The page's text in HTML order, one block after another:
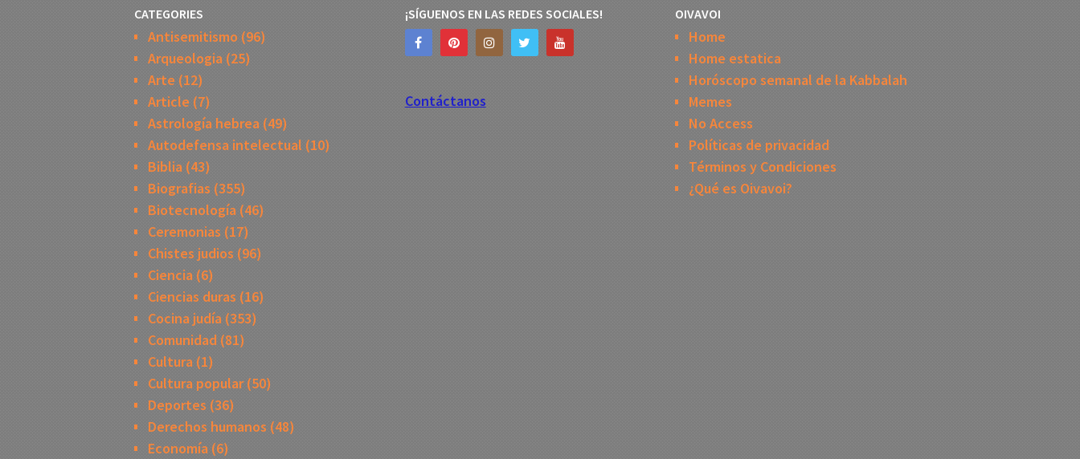
CATEGORIES
Antisemitismo (96)
Arqueologia (25)
Arte (12)
Article (7)
Astrología hebrea (49)
Autodefensa intelectual (10)
Biblia (43)
Biografias (355)
Biotecnología (46)
Ceremonias (17)
Chistes judios (96)
Ciencia (6)
Ciencias duras (16)
Cocina judía (353)
Comunidad (81)
Cultura (1)
Cultura popular(50)
Deportes (36)
Derechos humanos (48)
Economía (6)
¡SÍGUENOS EN LAS REDES SOCIALES!
Contáctanos
OIVAVOI
Home
Home estatica
Horóscopo semanal de la Kabbalah
Memes
No Access
Políticas de privacidad
Términos y Condiciones
¿Qué es Oivavoi?